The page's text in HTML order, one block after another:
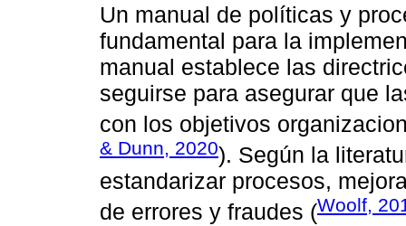
Un manual de políticas y
fundamental para la
manual establece las
seguirse para asegurar que
con los objetivos
& Dunn, 2020). Según la
estandarizar procesos,
de errores y fraudes (Woolf,